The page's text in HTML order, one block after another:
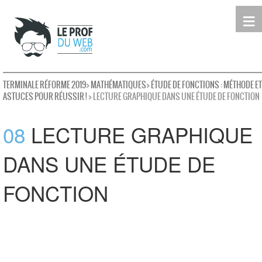
≡
leProfDuWeb
Seconde
Première
Terminale
Rechercher
TERMINALE RÉFORME 2019>MATHÉMATIQUES>ÉTUDE DE FONCTIONS : MÉTHODE ET
ASTUCES POUR RÉUSSIR !> LECTURE GRAPHIQUE DANS UNE ÉTUDE DE FONCTION
08 LECTURE GRAPHIQUE
DANS UNE ÉTUDE DE
FONCTION